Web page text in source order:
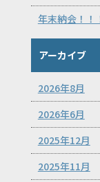
年末納会！！
アーカイブ
2026年8月
2026年6月
2025年12月
2025年11月